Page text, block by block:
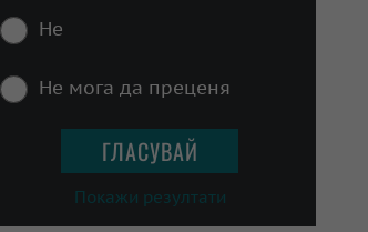
Не
Не мога да преценя
Покажи резултати